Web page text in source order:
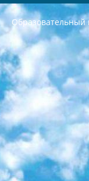
Образовательный
РЕСПУБЛИКА УЗБЕКИСТАН МИНИСТРЕРСТВО ДОШКОЛЬНОГО И ШКОЛЬНОГО ОБРАЗОВАНИЯ КОМАНДА в общеобразовательных учреждениях в 2023-2024 учебном году организация и проведение итоговой государственной аттестации обучающихся о Министра дошкольного и школьного образования Республики Узбекистан от 4 марта 2008 года (постановлением Минюста от 20 марта 2008 года № 1778 государственной регистрации) «Итоговое состояние учащихся общего среднего образования на основании положения об утверждении положения об аттестации общего среднего образования выпускной экзамен студентов в образовательных учреждениях в 2023-2024 учебном году В целях организации и прохождения аттестации приказываю: 1. Следующее: перечень предметов, по которым будет проводиться итоговая государственная аттестация и экзамен формы перевода согласно приложению 1; сертификаты международного образца, оценивающие уровень владения иностранными языками перечень согласно приложению 2; 2. Педагогический при специализированных образовательных учреждениях. научно-практический центр квалификации и международной оценки (Д.Давидова) 2024 г. До 25 марта: задания по предметам, по которым будет проводиться итоговая аттестация разработка и утверждение технических условий; итоговая аттестация на основании разработанного предметного задания разработка вопросов по предметам (устно и письменно), экзамен передача; общеобразовательные средние школы и специальные учебные заведения учащиеся выпускных классов школ и интернатов в агентской системе подготовка базы данных экзаменационных материалов и критериев оценки; перевод базы экзаменационных материалов на все языки обучения подать в Республиканский образовательный центр для изготовления; варианты экзаменов на основе разработанных контрольных материалов пусть будут поставлены задачи формирования. 3. Республиканский образовательный центр (Ш.Худайкулов) до 5 апреля 2024 года. до: база данных предоставленных экзаменационных материалов на все языки обучения перевод и экспертиза; для слепых, слабовидящих, глухих, слабослышащих и умственно отсталых детей учащиеся выпускных классов специализированных школ и школ-интернатов база данных экзаменационных материалов на всех преподаваемых языках подготовка критериев оценки; специализированные школы для умственно отсталых детей и технологии для учащихся выпускных классов школ-интернатов разработка соответствующих рекомендаций и критериев проведения ЕГЭ по естествознанию давать задания. 4. Педагогический при специализированных образовательных учреждениях. Научно-практический центр навыков и международной оценки (Д.Давидова), Республика образовательный центр (Худайкулов Ш.) итоговый государственный аттестационный экзамен ориентирован на творческое и логическое мышление при подготовке базы материалов учитывать введение заданий. 5. Следует отметить, что: сертификат государственного образца о знании общеобразовательного предмета и как минимум национальный уровень B1 по предметам на иностранных языках, указанным в Приложении 2. или международно признанный сертификат эквивалентного уровня студенты, изучающие определенный предмет, освобождаются от экзамена; по соответствующим предметам запланирована итоговая государственная аттестация за день до дня, путем жеребьевки Рабочей группой (в письменной форме по предметам, проводимым в форме) из числа сформированных вариантов выбрано 2 варианта; 2 выбранных варианта экзамена анонсированы на официальном сайте министерства и все выпускники по всей стране на основе этих вариантов проводит итоговую государственную аттестацию. 6. Государственное образование учащихся средних общеобразовательных учреждений. знания в соответствии с квалификационными требованиями, которые необходимо